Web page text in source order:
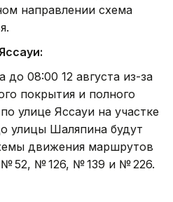
направлении схема
до 08:00 12 августа из-за
покрытия и полного
улице Яссауи на участке
улицы Шаляпина будут
движения маршрутов
52, № 126, № 139 и № 226.